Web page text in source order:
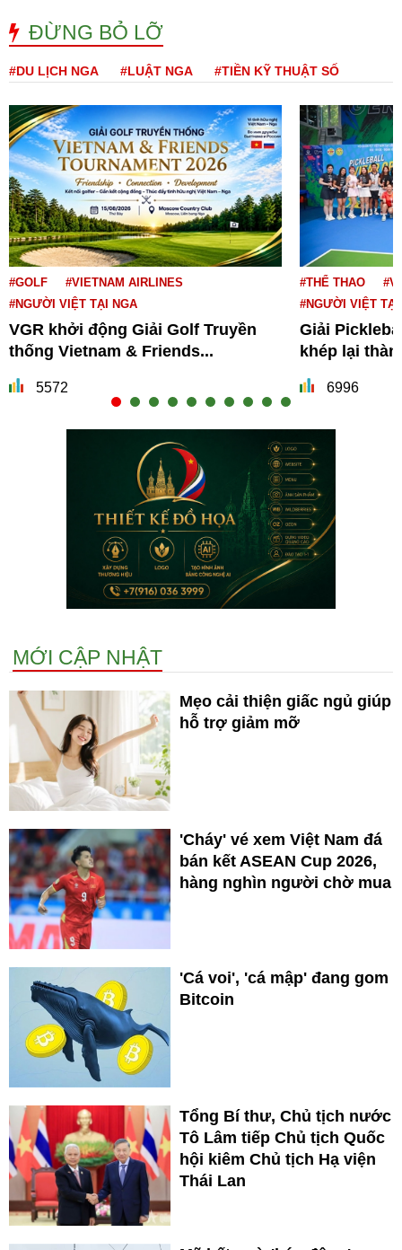
ĐỪNG BỎ LỠ
#DU LỊCH NGA #LUẬT NGA #TIỀN KỸ THUẬT SỐ
#GOLF
#VIETNAM AIRLINES
#NGƯỜI VIỆT TẠI NGA
VGR khởi động Giải Golf Truyền
thống Vietnam & Friends...
5572
#THỂ THAO
#NGƯỜI VIỆT TẠI
Giải
khép lại
6996
MỚI CẬP NHẬT
Mẹo cải thiện giấc ngủ giúp
hỗ trợ giảm mỡ
'Cháy' vé xem Việt Nam đá
bán kết ASEAN Cup 2026,
hàng nghìn người chờ mua
'Cá voi', 'cá mập' đang gom
Bitcoin
Tổng Bí thư, Chủ tịch nước
Tô Lâm tiếp Chủ tịch Quốc
hội kiêm Chủ tịch Hạ viện
Thái Lan